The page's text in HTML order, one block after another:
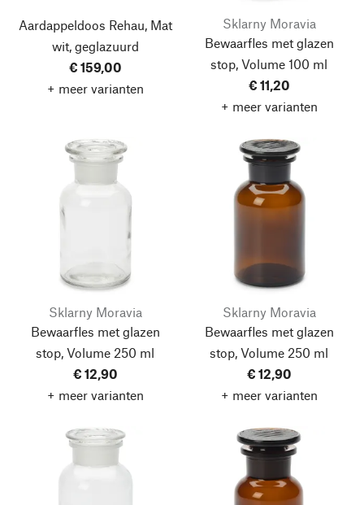
Aardappeldoos Rehau, Mat
wit, geglazuurd
€ 159,00
+ meer varianten
Sklarny Moravia
Bewaarfles met glazen
stop, Volume 100 ml
€ 11,20
+ meer varianten
Sklarny Moravia
Bewaarfles met glazen
stop, Volume 250 ml
€ 12,90
+ meer varianten
Sklarny Moravia
Bewaarfles met glazen
stop, Volume 250 ml
€ 12,90
+ meer varianten